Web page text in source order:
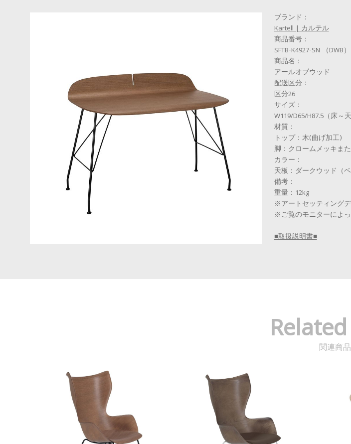
ブランド：
Kartell | カルテル
商品番号：
SFTB-K4927-SN （DWB）
商品名：
アールオブウッド
配送区分：
区分26
サイズ：
W119/D65/H87.5（床～
材質：
トップ：木(曲げ加工)
脚：クロームメッキま
カラー：
天板：ダークウッド（
備考：
重量：12kg
※アートセッティング
※ご覧のモニターによ
■取扱説明書■
関連商品